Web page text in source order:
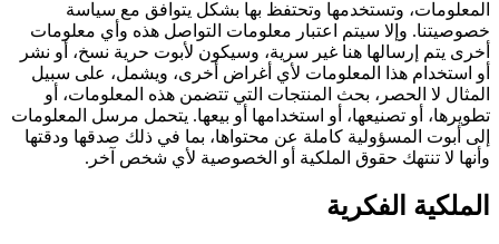
المعلومات، وتستخدمها وتحتفظ بها بشكل يتوافق مع سياسة
خصوصيتنا. وإلا سيتم اعتبار معلومات التواصل هذه وأي معلومات
أخرى يتم إرسالها هنا غير سرية، وسيكون لأبوت حرية نسخ، أو نشر
أو استخدام هذا المعلومات لأي أغراض أخرى، ويشمل، على سبيل
المثال لا الحصر، بحث المنتجات التي تتضمن هذه المعلومات، أو
تطويرها، أو تصنيعها، أو استخدامها أو بيعها. يتحمل مرسل المعلومات
إلى أبوت المسؤولية كاملة عن محتواها، بما في ذلك صدقها ودقتها
وأنها لا تنتهك حقوق الملكية أو الخصوصية لأي شخص آخر.
الملكية الفكرية